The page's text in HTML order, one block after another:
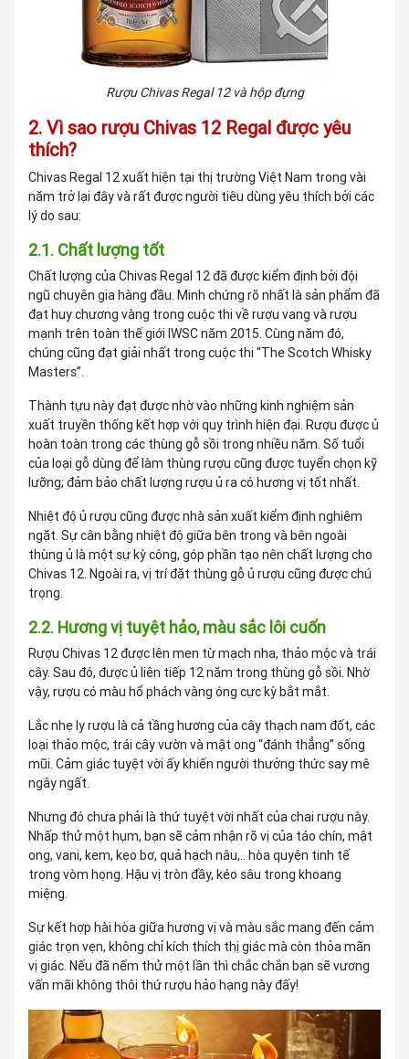
Rượu Chivas Regal 12 và hộp đựng
2. Vì sao rượu Chivas 12 Regal được yêu
thích?
Chivas Regal 12 xuất hiện tại thị trường Việt Nam trong vài
năm trở lại đây và rất được người tiêu dùng yêu thích bởi các
lý do sau:
2.1. Chất lượng tốt
Chất lượng của Chivas Regal 12 đã được kiểm định bởi đội
ngũ chuyên gia hàng đầu. Minh chứng rõ nhất là sản phẩm đã
đạt huy chương vàng trong cuộc thi về rượu vang và rượu
mạnh trên toàn thế giới IWSC năm 2015. Cùng năm đó,
chúng cũng đạt giải nhất trong cuộc thi “The Scotch Whisky
Masters”.
Thành tựu này đạt được nhờ vào những kinh nghiệm sản
xuất truyền thống kết hợp với quy trình hiện đại. Rượu được ủ
hoàn toàn trong các thùng gỗ sồi trong nhiều năm. Số tuổi
của loại gỗ dùng để làm thùng rượu cũng được tuyển chọn kỹ
lưỡng; đảm bảo chất lượng rượu ủ ra có hương vị tốt nhất.
Nhiệt độ ủ rượu cũng được nhà sản xuất kiểm định nghiêm
ngặt. Sự cân bằng nhiệt độ giữa bên trong và bên ngoài
thùng ủ là một sự kỳ công, góp phần tạo nên chất lượng cho
Chivas 12. Ngoài ra, vị trí đặt thùng gỗ ủ rượu cũng được chú
trọng.
2.2. Hương vị tuyệt hảo, màu sắc lôi cuốn
Rượu Chivas 12 được lên men từ mạch nha, thảo mộc và trái
cây. Sau đó, được ủ liên tiếp 12 năm trong thùng gỗ sồi. Nhờ
vậy, rượu có màu hổ phách vàng óng cực kỳ bắt mắt.
Lắc nhẹ ly rượu là cả tầng hương của cây thạch nam đốt, các
loại thảo mộc, trái cây vườn và mật ong “đánh thẳng” sống
mũi. Cảm giác tuyệt vời ấy khiến người thưởng thức say mê
ngây ngất.
Nhưng đó chưa phải là thứ tuyệt vời nhất của chai rượu này.
Nhấp thử một hụm, bạn sẽ cảm nhận rõ vị của táo chín, mật
ong, vani, kem, kẹo bơ, quả hạch nâu,.. hòa quyện tinh tế
trong vòm họng. Hậu vị tròn đầy, kéo sâu trong khoang
miệng.
Sự kết hợp hài hòa giữa hương vị và màu sắc mang đến cảm
giác trọn vẹn, không chỉ kích thích thị giác mà còn thỏa mãn
vị giác. Nếu đã nếm thử một lần thì chắc chắn bạn sẽ vương
vấn mãi không thôi thứ rượu hảo hạng này đấy!